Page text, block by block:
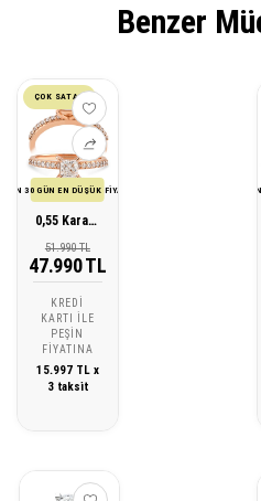
Benzer
ÇOK SATAN
SON 30 GÜN EN DÜŞÜK FİYATI
0,55 Karat Prenses Kare Tektaş Pırlanta Yüzük
51.990 TL
47.990 TL
KREDI
KARTI ILE
PEŞIN
FIYATINA
15.997 TL x
3 taksit